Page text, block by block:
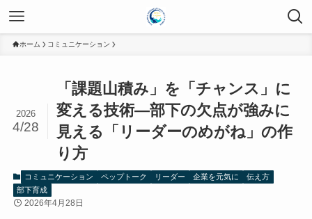
ホーム コミュニケーション
「課題山積み」を「チャンス」に
変える技術―部下の欠点が強みに
見える「リーダーのめがね」の作
り方
2026
4/28
コミュニケーション ペップトーク リーダー 企業を元気に
伝え方
部下育成
2026年4月28日